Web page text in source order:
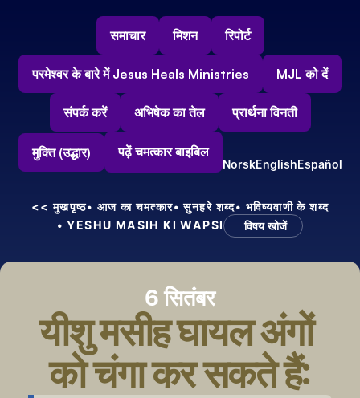
समाचार मिशन रिपोर्ट
परमेश्वर के बारे में Jesus Heals Ministries MJL को दें
संपर्क करें अभिषेक का तेल प्रार्थना विनती
मुक्ति (उद्धार) पढ़ें चमत्कार बाइबिल
NorskEnglishEspañol
<< मुखपृष्ठ• आज का चमत्कार• सुनहरे शब्द• भविष्यवाणी के शब्द
• YESHU MASIH KI WAPSI
विषय खोजें
6 सितंबर
यीशु मसीह घायल अंगों
को चंगा कर सकते हैं: